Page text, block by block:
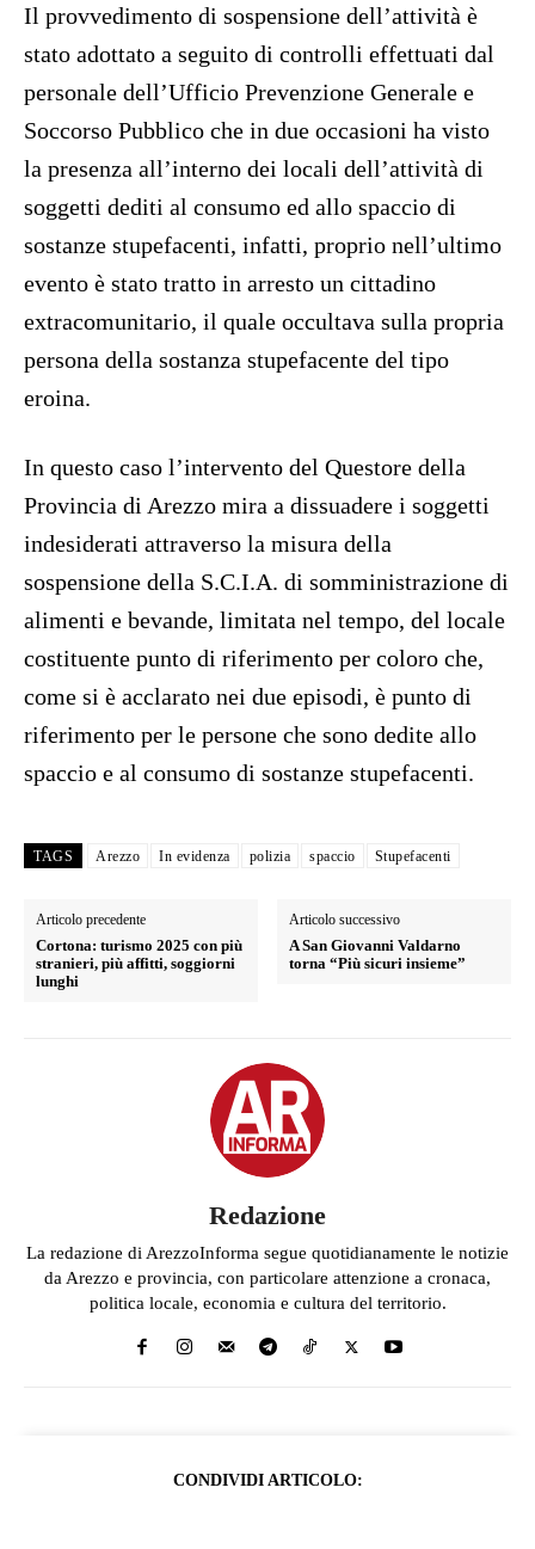
Il provvedimento di sospensione dell’attività è
stato adottato a seguito di controlli effettuati dal
personale dell’Ufficio Prevenzione Generale e
Soccorso Pubblico che in due occasioni ha visto
la presenza all’interno dei locali dell’attività di
soggetti dediti al consumo ed allo spaccio di
sostanze stupefacenti, infatti, proprio nell’ultimo
evento è stato tratto in arresto un cittadino
extracomunitario, il quale occultava sulla propria
persona della sostanza stupefacente del tipo
eroina.
In questo caso l’intervento del Questore della
Provincia di Arezzo mira a dissuadere i soggetti
indesiderati attraverso la misura della
sospensione della S.C.I.A. di somministrazione di
alimenti e bevande, limitata nel tempo, del locale
costituente punto di riferimento per coloro che,
come si è acclarato nei due episodi, è punto di
riferimento per le persone che sono dedite allo
spaccio e al consumo di sostanze stupefacenti.
TAGS Arezzo In evidenza polizia spaccio Stupefacenti
Articolo precedente
Cortona: turismo 2025 con più
stranieri, più affitti, soggiorni
lunghi
Articolo successivo
A San Giovanni Valdarno
torna “Più sicuri insieme”
Redazione
La redazione di ArezzoInforma segue quotidianamente le notizie
da Arezzo e provincia, con particolare attenzione a cronaca,
politica locale, economia e cultura del territorio.
CONDIVIDI ARTICOLO: